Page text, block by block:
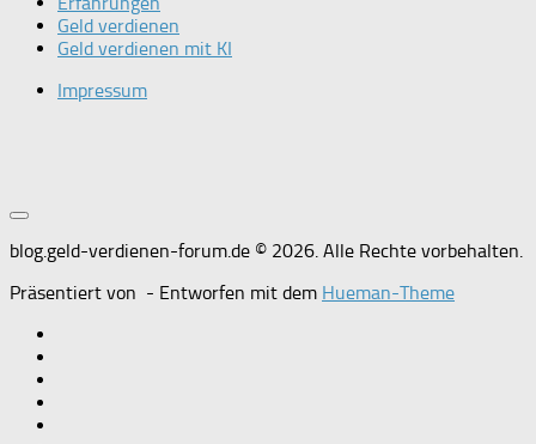
Geld verdienen
Geld verdienen mit KI
Impressum
blog.geld-verdienen-forum.de © 2026. Alle Rechte vorbehalten.
Präsentiert von - Entworfen mit dem Hueman-Theme